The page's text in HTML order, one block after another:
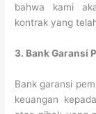
bahwa kami
kontrak yang
3. Bank Garansi
Bank garansi
keuangan